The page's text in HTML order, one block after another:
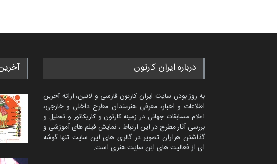
درباره ایران کارتون
به روز بودن سایت ایران کارتون فارسی و لاتین، ارائه آخرین
اطلاعات و اخبار، معرفی هنرمندان مطرح داخلی و خارجی،
اعلام مسابقات جهانی در زمینه کارتون و کاریکاتور و تحلیل و
بررسی آثار مطرح در این ارتباط ، نمایش فیلم های آموزشی و
گذاشتن هزاران تصویر در گالری های این سایت تنها گوشه
ای از فعالیت های این سایت هنری است.